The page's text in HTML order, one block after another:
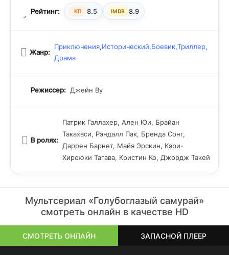
Рейтинг: КП 8.5 IMDB 8.9
Жанр:
Приключения,Исторический,Боевик,Триллер,
Драма
Режиссер: Джейн Ву
В ролях:
Патрик Галлахер, Ален Юи, Брайан
Такахаси, Рэндалл Пак, Бренда Сонг,
Даррен Барнет, Майя Эрскин, Кэри-
Хироюки Тагава, Кристин Ко, Джордж Такей
Мультсериал «Голубоглазый самурай»
смотреть онлайн в качестве HD
СМОТРЕТЬ ОНЛАЙН ЗАПАСНОЙ ПЛЕЕР